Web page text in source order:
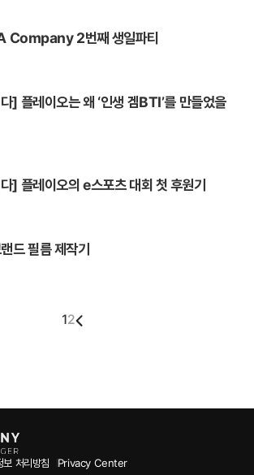
2번째 생일파티
] 플레이오는 왜 ‘인생 겜BTI’를 만들었을
] 플레이오의 e스포츠 대회 첫 후원기
드 필름 제작기
12
보 처리방침
Privacy Center